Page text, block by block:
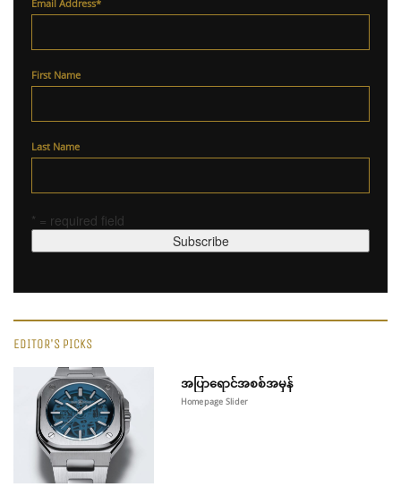
Email Address*
First Name
Last Name
* = required field
EDITOR'S PICKS
အပြာရောင်အစစ်အမှန်
Homepage Slider